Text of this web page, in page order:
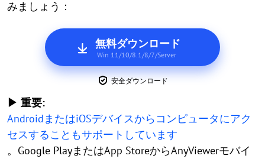
みましょう：
無料ダウンロード
Win 11/10/8.1/8/7/Server
安全ダウンロード
▶ 重要:
AndroidまたはiOSデバイスからコンピュータにアク
セスすることもサポートしています
。Google PlayまたはApp StoreからAnyViewerモバイ